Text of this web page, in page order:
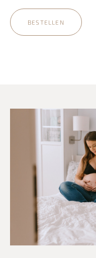
BESTELLEN